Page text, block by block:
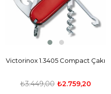
Victorinox 1.3405 Compact Çakı
₺2.759,20
₺3.449,00